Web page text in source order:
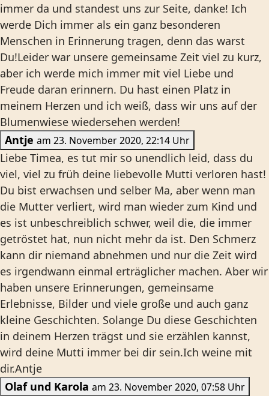
immer da und standest uns zur Seite, danke! Ich
werde Dich immer als ein ganz besonderen
Menschen in Erinnerung tragen, denn das warst
Du!Leider war unsere gemeinsame Zeit viel zu kurz,
aber ich werde mich immer mit viel Liebe und
Freude daran erinnern. Du hast einen Platz in
meinem Herzen und ich weiß, dass wir uns auf der
Blumenwiese wiedersehen werden!
Antje
am 23. November 2020, 22:14 Uhr
Liebe Timea, es tut mir so unendlich leid, dass du
viel, viel zu früh deine liebevolle Mutti verloren hast!
Du bist erwachsen und selber Ma, aber wenn man
die Mutter verliert, wird man wieder zum Kind und
es ist unbeschreiblich schwer, weil die, die immer
getröstet hat, nun nicht mehr da ist. Den Schmerz
kann dir niemand abnehmen und nur die Zeit wird
es irgendwann einmal erträglicher machen. Aber wir
haben unsere Erinnerungen, gemeinsame
Erlebnisse, Bilder und viele große und auch ganz
kleine Geschichten. Solange Du diese Geschichten
in deinem Herzen trägst und sie erzählen kannst,
wird deine Mutti immer bei dir sein.Ich weine mit
dir.Antje
Olaf und Karola
am 23. November 2020, 07:58 Uhr